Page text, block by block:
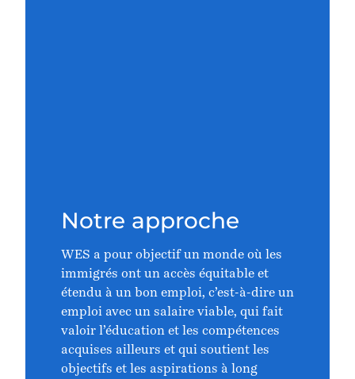
Notre approche
WES a pour objectif un monde où les
immigrés ont un accès équitable et
étendu à un bon emploi, c’est-à-dire un
emploi avec un salaire viable, qui fait
valoir l’éducation et les compétences
acquises ailleurs et qui soutient les
objectifs et les aspirations à long